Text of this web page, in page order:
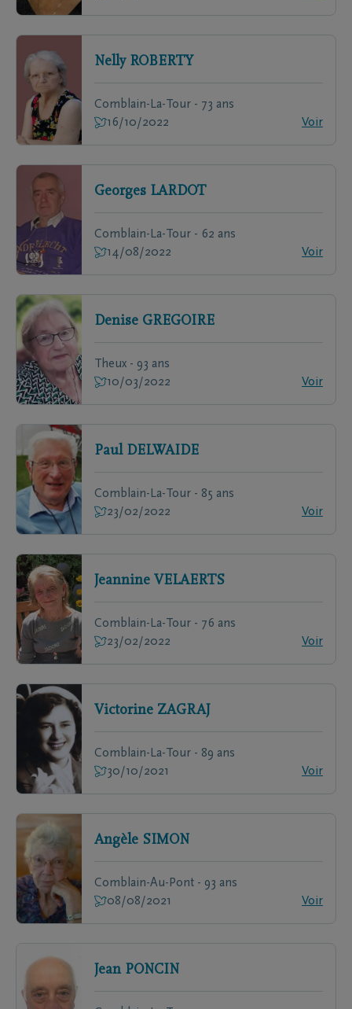
Nelly ROBERTY
Comblain-La-Tour - 73 ans
16/10/2022
Voir
Georges LARDOT
Comblain-La-Tour - 62 ans
14/08/2022
Voir
Denise GREGOIRE
Theux - 93 ans
10/03/2022
Voir
Paul DELWAIDE
Comblain-La-Tour - 85 ans
23/02/2022
Voir
Jeannine VELAERTS
Comblain-La-Tour - 76 ans
23/02/2022
Voir
Victorine ZAGRAJ
Comblain-La-Tour - 89 ans
30/10/2021
Voir
Angèle SIMON
Comblain-Au-Pont - 93 ans
08/08/2021
Voir
Jean PONCIN